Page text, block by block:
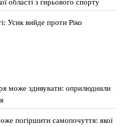
області з гирьового спорту
Усик вийде проти Ріко
може здивувати: оприлюднили
погіршити самопочуття: якої